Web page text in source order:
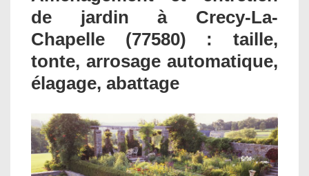
de jardin à Crecy-La-
Chapelle (77580) : taille,
tonte, arrosage automatique,
élagage, abattage